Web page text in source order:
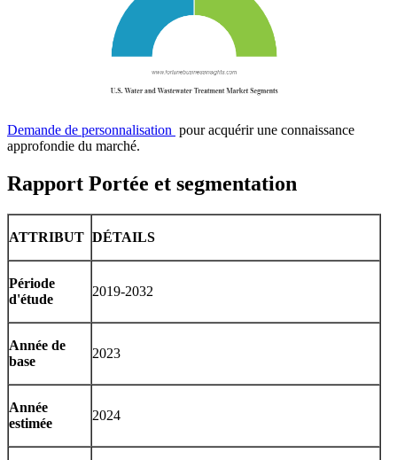
Demande de personnalisation pour acquérir une connaissance
approfondie du marché.
Rapport Portée et segmentation
ATTRIBUT DÉTAILS
Période
d'étude
2019-2032
Année de
base
2023
Année
estimée
2024